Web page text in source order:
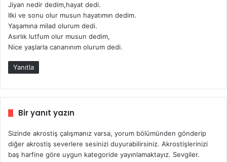
i
k
i
Jiyan nedir dedim,hayat dedi.
Ilki ve sonu olur musun hayatımın dedim.
Yaşamına milad olurum dedi.
Asırlık lutfum olur musun dedim,
Nice yaşlarla cananınım olurum dedi.
Yanıtla
Bir yanıt yazın
Sizinde akrostiş çalışmanız varsa, yorum bölümünden gönderip
diğer akrostiş severlere sesinizi duyurabilirsiniz. Akrostişlerinizi
baş harfine göre uygun kategoride yayınlamaktayız. Sevgiler.